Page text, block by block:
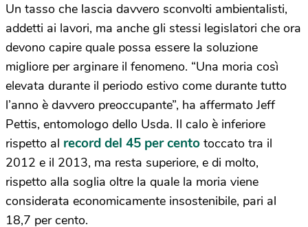
Un tasso che lascia davvero sconvolti ambientalisti,
addetti ai lavori, ma anche gli stessi legislatori che ora
devono capire quale possa essere la soluzione
migliore per arginare il fenomeno. “Una moria così
elevata durante il periodo estivo come durante tutto
l’anno è davvero preoccupante”, ha affermato Jeff
Pettis, entomologo dello Usda. Il calo è inferiore
rispetto al record del 45 per cento toccato tra il
2012 e il 2013, ma resta superiore, e di molto,
rispetto alla soglia oltre la quale la moria viene
considerata economicamente insostenibile, pari al
18,7 per cento.